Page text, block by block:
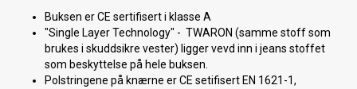
Buksen er CE sertifisert i klasse A
"Single Layer Technology" - TWARON (samme stoff som
brukes i skuddsikre vester) ligger vevd inn i jeans stoffet
som beskyttelse på hele buksen.
Polstringene på knærne er CE setifisert EN 1621-1,